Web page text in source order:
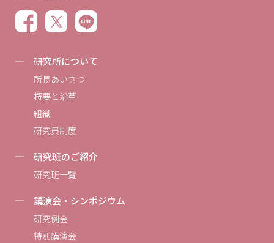
研究所について
所長あいさつ
概要と沿革
組織
研究員制度
研究班のご紹介
研究班一覧
講演会・シンポジウム
研究例会
特別講演会